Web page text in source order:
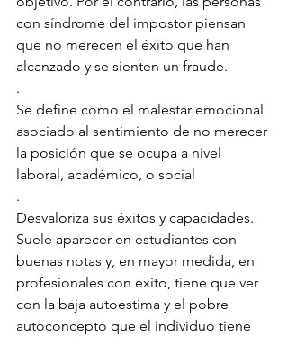
con síndrome del impostor piensan
que no merecen el éxito que han
alcanzado y se sienten un fraude.
.
Se define como el malestar emocional
asociado al sentimiento de no merecer
la posición que se ocupa a nivel
laboral, académico, o social
.
Desvaloriza sus éxitos y capacidades.
Suele aparecer en estudiantes con
buenas notas y, en mayor medida, en
profesionales con éxito, tiene que ver
con la baja autoestima y el pobre
autoconcepto que el individuo tiene